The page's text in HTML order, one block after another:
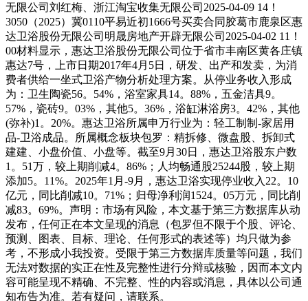
无限公司刘红梅、浙江淘宝收集无限公司2025-04-09 14！
3050（2025）冀0110平易近初1666号买卖合同胶葛市鹿泉区惠
达卫浴股份无限公司明晟房地产开辟无限公司2025-04-02 11！
00材料显示，惠达卫浴股份无限公司位于省市丰南区黄各庄镇
惠达7号，上市日期2017年4月5日，研发、出产和发卖，为消
费者供给一坐式卫浴产物分析处理方案。从停业务收入形成
为：卫生陶瓷56。54%，浴室家具14。88%，五金洁具9。
57%，瓷砖9。03%，其他5。36%，浴缸淋浴房3。42%，其他
(弥补)1。20%。惠达卫浴所属申万行业为：轻工制制-家居用
品-卫浴成品。所属概念板块包罗：精拆修、微盘股、拆卸式
建建、小盘价值、小盘等。截至9月30日，惠达卫浴股东户数
1。51万，较上期削减4。86%；人均畅通股25244股，较上期
添加5。11%。2025年1月-9月，惠达卫浴实现停业收入22。10
亿元，同比削减10。71%；归母净利润1524。05万元，同比削
减83。69%。声明：市场有风险，本文基于第三方数据库从动
发布，任何正在本文呈现的消息（包罗但不限于个股、评论、
预测、图表、目标、理论、任何形式的表述等）均只做为参
考，不形成小我投资。受限于第三方数据库质量等问题，我们
无法对数据的实正在性及完整性进行分辩或核验，因而本文内
容可能呈现不精确、不完整、性的内容或消息，具体以公司通
知布告为准。若有疑问，请联系。